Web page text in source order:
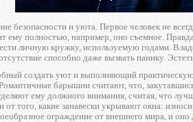
и уюта. Первое человек не
ему полностью, например, оно съемное.
личную кружку, используемую годами.
способно даже вызвать панику.
создать уют и выполняющий
барышни считают, что,
ему должного внимания, считая, что
от того, какие занавески укрывают окна:
ограждение от внешнего мира, и